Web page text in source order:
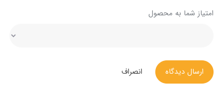
امتیاز شما به محصول
ارسال دیدگاه انصراف